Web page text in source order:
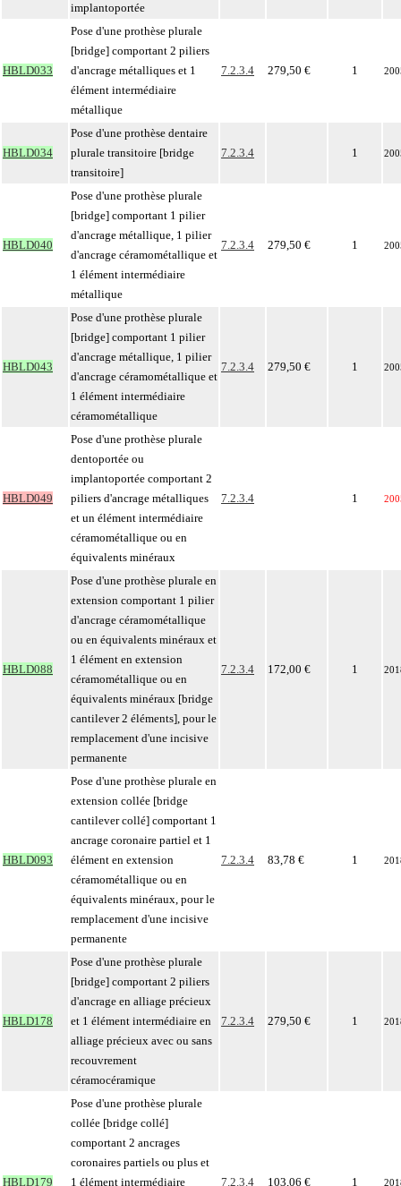
implantoportée
HBLD033
Pose d'une prothèse plurale
[bridge] comportant 2 piliers
d'ancrage métalliques et 1
élément intermédiaire
métallique
7.2.3.4 279,50 € 1
HBLD034
Pose d'une prothèse dentaire
plurale transitoire [bridge
transitoire]
7.2.3.4 1
HBLD040
Pose d'une prothèse plurale
[bridge] comportant 1 pilier
d'ancrage métallique, 1 pilier
d'ancrage céramométallique et
1 élément intermédiaire
métallique
7.2.3.4 279,50 € 1
HBLD043
Pose d'une prothèse plurale
[bridge] comportant 1 pilier
d'ancrage métallique, 1 pilier
d'ancrage céramométallique et
1 élément intermédiaire
céramométallique
7.2.3.4 279,50 € 1
HBLD049
Pose d'une prothèse plurale
dentoportée ou
implantoportée comportant 2
piliers d'ancrage métalliques
et un élément intermédiaire
céramométallique ou en
équivalents minéraux
7.2.3.4 1
HBLD088
Pose d'une prothèse plurale en
extension comportant 1 pilier
d'ancrage céramométallique
ou en équivalents minéraux et
1 élément en extension
céramométallique ou en
équivalents minéraux [bridge
cantilever 2 éléments], pour le
remplacement d'une incisive
permanente
7.2.3.4 172,00 € 1
HBLD093
Pose d'une prothèse plurale en
extension collée [bridge
cantilever collé] comportant 1
ancrage coronaire partiel et 1
élément en extension
céramométallique ou en
équivalents minéraux, pour le
remplacement d'une incisive
permanente
7.2.3.4 83,78 € 1
HBLD178
Pose d'une prothèse plurale
[bridge] comportant 2 piliers
d'ancrage en alliage précieux
et 1 élément intermédiaire en
alliage précieux avec ou sans
recouvrement
céramocéramique
7.2.3.4 279,50 € 1
HBLD179
Pose d'une prothèse plurale
collée [bridge collé]
comportant 2 ancrages
coronaires partiels ou plus et
1 élément intermédiaire
7.2.3.4 103,06 € 1